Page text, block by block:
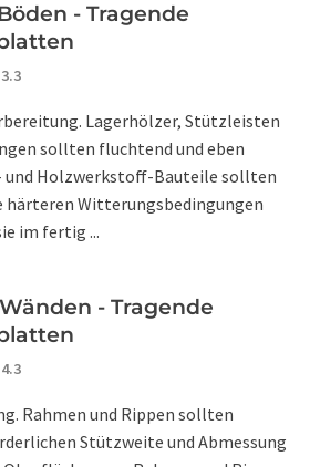
- Tragende
Lagerhölzer, Stützleisten
sollten fluchtend und eben
und Holzwerkstoff-Bauteile sollten
Witterungsbedingungen
im fertig ...
- Tragende
Rahmen und Rippen sollten
Stützweite und Abmessung